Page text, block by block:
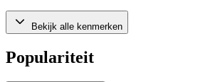
Bekijk alle kenmerken
Populariteit